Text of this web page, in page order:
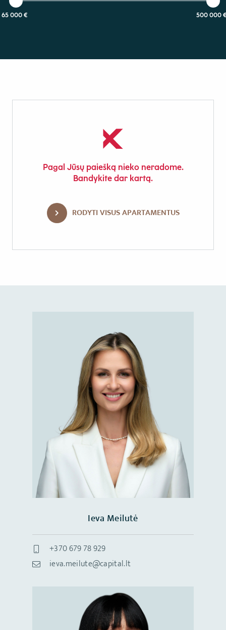
65 000 € 500 000 €
Pagal Jūsų paiešką nieko neradome.
Bandykite dar kartą.
RODYTI VISUS APARTAMENTUS
Ieva Meilutė
+370 679 78 929
ieva.meilute@capital.lt